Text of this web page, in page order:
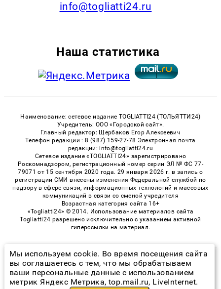
info@togliatti24.ru
Наша статистика
Наименование: сетевое издание TOGLIATTI24 (ТОЛЬЯТТИ24)
Учредитель: ООО «Городской сайт».
Главный редактор: Щербаков Егор Алексеевич
Телефон редакции : 8 (987) 159-27-78 Электронная почта
редакции: info@togliatti24.ru
Сетевое издание «TOGLIATTI24» зарегистрировано
Роскомнадзором, регистрационный номер серии ЭЛ № ФС 77-
79071 от 15 сентября 2020 года. 29 января 2026 г. в запись о
регистрации СМИ внесены изменения Федеральной службой по
надзору в сфере связи, информационных технологий и массовых
коммуникаций в связи со сменой учредителя
Возрастная категория сайта 16+
«Togliatti24» © 2014. Использование материалов сайта
Togliatti24 разрешено исключительно с указанием активной
гиперссылки на материал.
© 2026 «Togliatti24» | Все права защищены
Возрастная категория сайта 16+
Политика конфиденциальности
Мы используем cookie. Во время посещения сайта
вы соглашаетесь с тем, что мы обрабатываем
ваши персональные данные с использованием
метрик Яндекс Метрика, top.mail.ru, LiveInternet.